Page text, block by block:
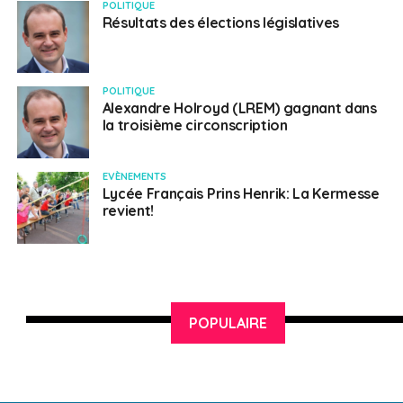
POLITIQUE
Résultats des élections législatives
POLITIQUE
Alexandre Holroyd (LREM) gagnant dans
la troisième circonscription
EVÈNEMENTS
Lycée Français Prins Henrik: La Kermesse
revient!
POPULAIRE